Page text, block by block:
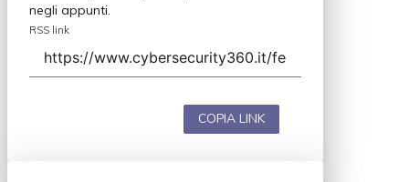
negli appunti.
RSS link
COPIA LINK